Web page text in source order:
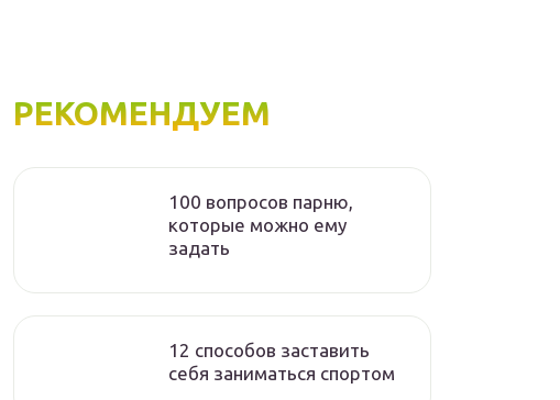
РЕКОМЕНДУЕМ
100 вопросов парню,
которые можно ему
задать
12 способов заставить
себя заниматься спортом